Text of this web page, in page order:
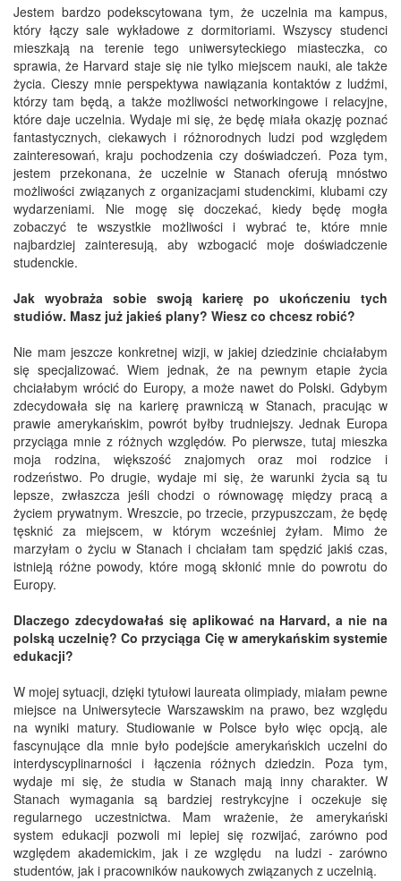
Jestem bardzo podekscytowana tym, że uczelnia ma kampus,
który łączy sale wykładowe z dormitoriami. Wszyscy studenci
mieszkają na terenie tego uniwersyteckiego miasteczka, co
sprawia, że Harvard staje się nie tylko miejscem nauki, ale także
życia. Cieszy mnie perspektywa nawiązania kontaktów z ludźmi,
którzy tam będą, a także możliwości networkingowe i relacyjne,
które daje uczelnia. Wydaje mi się, że będę miała okazję poznać
fantastycznych, ciekawych i różnorodnych ludzi pod względem
zainteresowań, kraju pochodzenia czy doświadczeń. Poza tym,
jestem przekonana, że uczelnie w Stanach oferują mnóstwo
możliwości związanych z organizacjami studenckimi, klubami czy
wydarzeniami. Nie mogę się doczekać, kiedy będę mogła
zobaczyć te wszystkie możliwości i wybrać te, które mnie
najbardziej zainteresują, aby wzbogacić moje doświadczenie
studenckie.
Jak wyobraża sobie swoją karierę po ukończeniu tych
studiów. Masz już jakieś plany? Wiesz co chcesz robić?
Nie mam jeszcze konkretnej wizji, w jakiej dziedzinie chciałabym
się specjalizować. Wiem jednak, że na pewnym etapie życia
chciałabym wrócić do Europy, a może nawet do Polski. Gdybym
zdecydowała się na karierę prawniczą w Stanach, pracując w
prawie amerykańskim, powrót byłby trudniejszy. Jednak Europa
przyciąga mnie z różnych względów. Po pierwsze, tutaj mieszka
moja rodzina, większość znajomych oraz moi rodzice i
rodzeństwo. Po drugie, wydaje mi się, że warunki życia są tu
lepsze, zwłaszcza jeśli chodzi o równowagę między pracą a
życiem prywatnym. Wreszcie, po trzecie, przypuszczam, że będę
tęsknić za miejscem, w którym wcześniej żyłam. Mimo że
marzyłam o życiu w Stanach i chciałam tam spędzić jakiś czas,
istnieją różne powody, które mogą skłonić mnie do powrotu do
Europy.
Dlaczego zdecydowałaś się aplikować na Harvard, a nie na
polską uczelnię? Co przyciąga Cię w amerykańskim systemie
edukacji?
W mojej sytuacji, dzięki tytułowi laureata olimpiady, miałam pewne
miejsce na Uniwersytecie Warszawskim na prawo, bez względu
na wyniki matury. Studiowanie w Polsce było więc opcją, ale
fascynujące dla mnie było podejście amerykańskich uczelni do
interdyscyplinarności i łączenia różnych dziedzin. Poza tym,
wydaje mi się, że studia w Stanach mają inny charakter. W
Stanach wymagania są bardziej restrykcyjne i oczekuje się
regularnego uczestnictwa. Mam wrażenie, że amerykański
system edukacji pozwoli mi lepiej się rozwijać, zarówno pod
względem akademickim, jak i ze względu na ludzi - zarówno
studentów, jak i pracowników naukowych związanych z uczelnią.